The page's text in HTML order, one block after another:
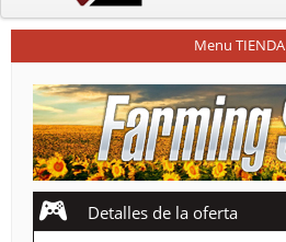
TIENDA
COMUNIDAD
AYUDA-SOPORTE
Empty cart
Menu TIENDA
Detalles de la oferta